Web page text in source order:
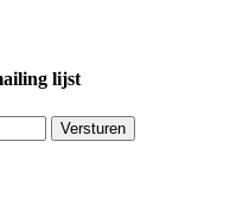
lijst
Versturen